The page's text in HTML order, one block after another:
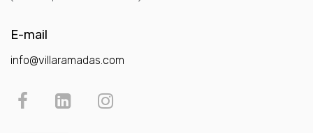
E-mail
info@villaramadas.com